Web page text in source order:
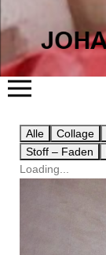
Alle Collage
Stoff – Faden
Loading...